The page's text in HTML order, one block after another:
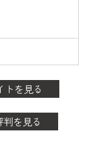
トを見る
を見る